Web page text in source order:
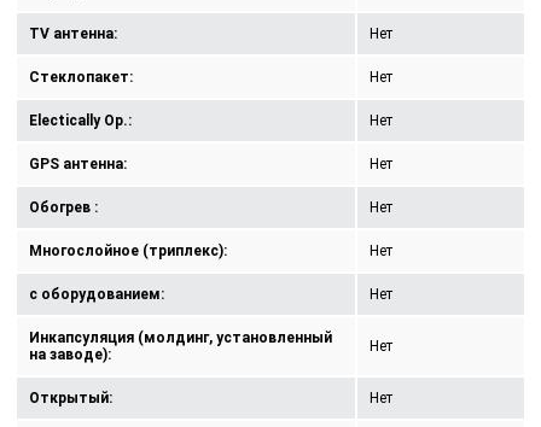
TV антенна: Нет
Стеклопакет: Нет
Electically Op.: Нет
GPS антенна: Нет
Обогрев : Нет
Многослойное (триплекс): Нет
с оборудованием: Нет
Инкапсуляция (молдинг, установленный
на заводе):
Нет
Открытый: Нет